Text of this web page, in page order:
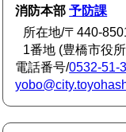
消防本部予防課
所在地/〒440-
1番地 (豊橋市役
電話番号/0532-51-